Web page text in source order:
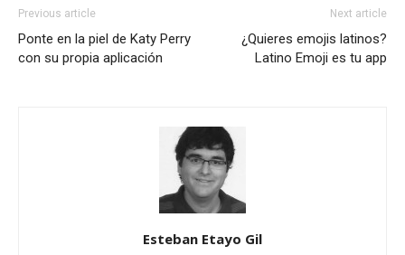
Previous article
Ponte en la piel de Katy Perry
con su propia aplicación
Next article
¿Quieres emojis latinos?
Latino Emoji es tu app
Esteban Etayo Gil